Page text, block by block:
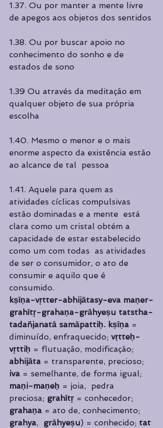
1.37. Ou por manter a mente livre
de apegos aos objetos dos sentidos
1.38. Ou por buscar apoio no
conhecimento do sonho e de
estados de sono
1.39 Ou através da meditação em
qualquer objeto de sua própria
escolha
1.40. Mesmo o menor e o mais
enorme aspecto da existência estão
ao alcance de tal  pessoa
1.41. Aquele para quem as
atividades cíclicas compulsivas
estão dominadas e a mente  está
clara como um cristal obtém a
capacidade de estar estabelecido
como um com todas  as atividades
de ser o consumidor, o ato de
consumir e aquilo que é
consumido.
kṣīṇa-vr̥tter-abhijātasy-eva maṇer-
grahītr̥-grahaṇa-grāhyeṣu tatstha-
tadañjanatā samāpattiḥ. kṣīṇa =
diminuído, enfraquecido; vṛtteḥ-
vr̥ttiḥ = flutuação, modificação;
abhijāta = transparente, precioso;
iva = semelhante, de forma igual;
maṇi-maṇeḥ = joia,  pedra
preciosa; grahītr̥ = conhecedor;
grahaṇa = ato de, conhecimento;
grahya, grāhyeṣu) = conhecido; tat